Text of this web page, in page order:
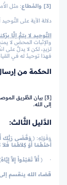
[3] والمُطاع: مثل
دلالة الآية على
التَّوحيد لا يتمُّ إلَّا
والإثبات المحض لا
لزيدٍ، لكن لا يدلُّ على
فهذا توحيدٌ له في
الحكمة من
[3] بيان الطَّريق
إلى الله.
الدَّليل الثَّالث:
وَقَوْلِهِ: ﴿ وَقَضَى رَبُّكَ أَلاَّ
أَحَدُهُمَا أَوْ كِلاَهُمَا
· ﴿ أَلاَّ تَعْبُدُواْ إِلاَّ إِيَّاهُ
قضاء الله ينقسم